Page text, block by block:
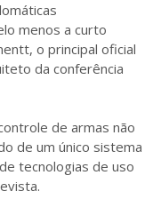
menos a curto
o principal oficial
da conferência
de armas não
de um único sistema
tecnologias de uso